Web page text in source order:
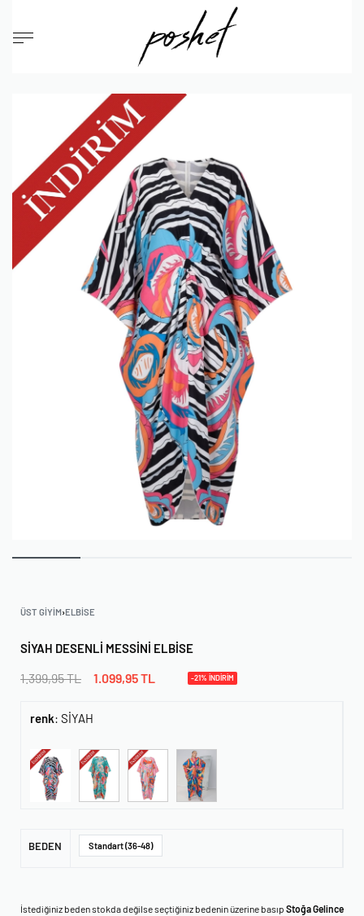
ÜST GIYIM›ELBISE
SIYAH DESENLI MESSINI ELBISE
1.399,95TL 1.099,95TL -21% İNDİRİM
renk: SİYAH
BEDEN Standart (36-48)
İstediğiniz beden stokda değilse seçtiğiniz bedenin üzerine basıp Stoğa Gelince